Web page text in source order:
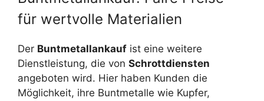
für wertvolle Materialien
Der Buntmetallankauf ist eine weitere
Dienstleistung, die von Schrottdiensten
angeboten wird. Hier haben Kunden die
Möglichkeit, ihre Buntmetalle wie Kupfer,